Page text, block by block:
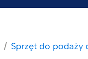
Sprzęt do podaży